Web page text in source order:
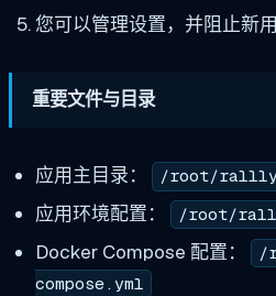
您可以管理设置，并阻止新
重要文件与目录
应用主目录： /root/
应用环境配置： /root/
Docker Compose 配置：
/
compose.yml